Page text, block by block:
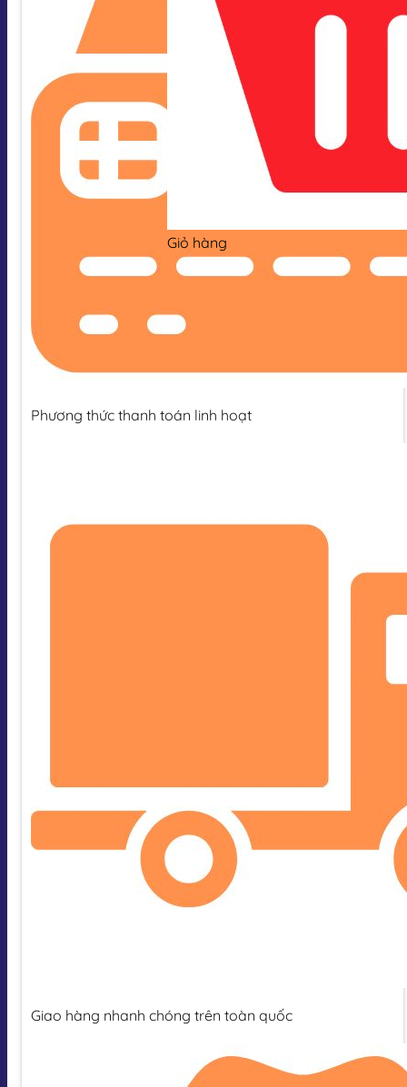
Giỏ hàng
Phương thức thanh toán linh hoạt
Giao hàng nhanh chóng trên toàn quốc